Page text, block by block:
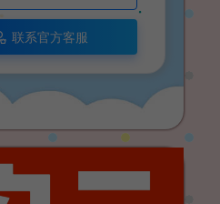
联系官方客服